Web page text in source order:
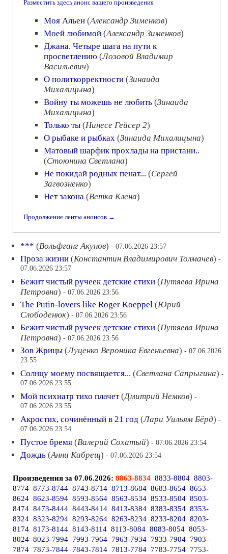
Разместить здесь анонс вашего произведения
Моя Альен (Александр Зименков)
Моей любимой (Александр Зименков)
Джана. Четыре шага на пути к
просветлению (Лозовой Владимир
Васильевич)
О политкорректности (Зинаида
Михалицына)
Войну ты можешь не любить (Зинаида
Михалицына)
Только ты (Нинесе Гейсер 2)
О рыбаке и рыбках (Зинаида Михалицына)
Матовый шарфик прохлады на пристани..
(Стоюнина Светлана)
Не покидай родных пенат... (Сергей
Загвозненко)
Нет закона (Ветка Клена)
Продолжение ленты анонсов →
*** (Вольфганг Акунов) - 07.06.2026 23:57
Проза жизни (Константин Владимирович Толмачев) -
07.06.2026 23:57
Бежит чистый ручеек детские стихи (Путяева Ирина
Петровна) - 07.06.2026 23:56
The Putin-lovers like Roger Koeppel (Юрий
Слободенюк) - 07.06.2026 23:56
Бежит чистый ручеек детские стихи (Путяева Ирина
Петровна) - 07.06.2026 23:56
Зов Жрицы (Луценко Вероника Евгеньевна) - 07.06.2026
23:55
Солнцу моему посвящается... (Светлана Сапрыгина) -
07.06.2026 23:55
Мой психиатр тихо плачет(Дмитрий Немков) -
07.06.2026 23:55
Акростих, сочинённый в 21 год (Лари Уильям Бёрд) -
07.06.2026 23:54
Пустое бремя (Валерий Сохатый) - 07.06.2026 23:54
Дождь (Анни Кабрещ) - 07.06.2026 23:54
Произведения за 07.06.2026: 8863-8834 8833-8804 8803-
8774 8773-8744 8743-8714 8713-8684 8683-8654 8653-
8624 8623-8594 8593-8564 8563-8534 8533-8504 8503-
8474 8473-8444 8443-8414 8413-8384 8383-8354 8353-
8324 8323-8294 8293-8264 8263-8234 8233-8204 8203-
8174 8173-8144 8143-8114 8113-8084 8083-8054 8053-
8024 8023-7994 7993-7964 7963-7934 7933-7904 7903-
7874 7873-7844 7843-7814 7813-7784 7783-7754 7753-